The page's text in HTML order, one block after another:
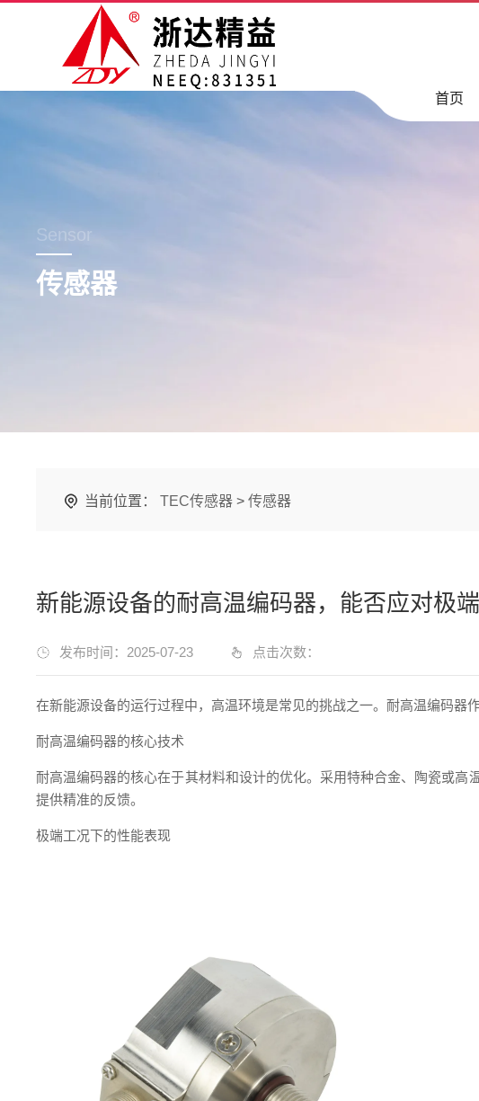
首页
Sensor
传感器
当前位置： TEC传感器 > 传感器
新能源设备的耐高温编码器，能否应对极端
发布时间：2025-07-23 点击次数：
在新能源设备的运行过程中，高温环境是常见的挑战之一。耐高温编码器
耐高温编码器的核心技术
耐高温编码器的核心在于其材料和设计的优化。采用特种合金、陶瓷或
提供精准的反馈。
极端工况下的性能表现